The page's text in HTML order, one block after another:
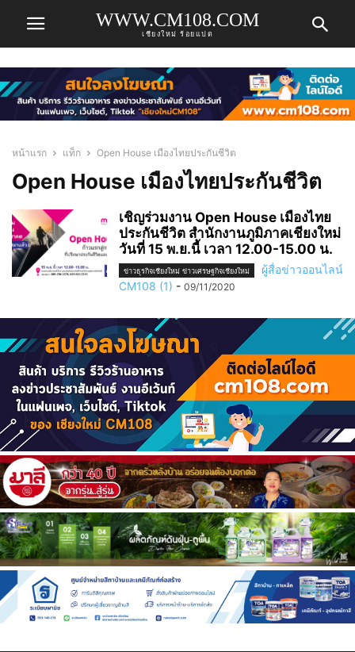
WWW.CM108.COM
เชียงใหม่ ร้อยแปด
หน้าแรก แท็ก Open House เมืองไทยประกันชีวิต
Open House เมืองไทยประกันชีวิต
เชิญร่วมงาน Open House เมืองไทย
ประกันชีวิต สำนักงานภูมิภาคเชียงใหม่
วันที่ 15 พ.ย.นี้ เวลา 12.00-15.00 น.
ข่าวธุรกิจเชียงใหม่ ข่าวเศรษฐกิจเชียงใหม่
ผู้สื่อข่าวออนไลน์
CM108 (1) - 09/11/2020